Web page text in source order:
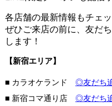
各店舗の最新情報もチェ
ぜひご来店の前に、友だ
します！
【新宿エリア】
■ カラオケランド ◎友だち
■ 新宿コマ通り店 ◎友だち